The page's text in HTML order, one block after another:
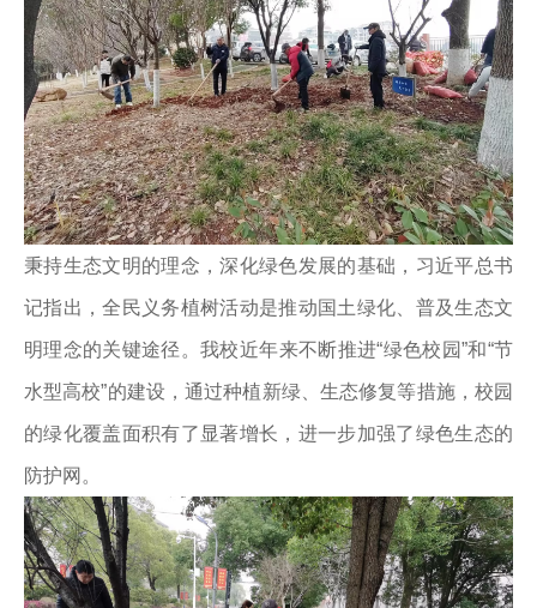
秉持生态文明的理念，深化绿色发展的基础，习近平总书
记指出，全民义务植树活动是推动国土绿化、普及生态文
明理念的关键途径。我校近年来不断推进“绿色校园”和“节
水型高校”的建设，通过种植新绿、生态修复等措施，校园
的绿化覆盖面积有了显著增长，进一步加强了绿色生态的
防护网。